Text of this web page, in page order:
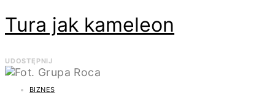
Tura jak kameleon
UDOSTĘPNIJ
BIZNES